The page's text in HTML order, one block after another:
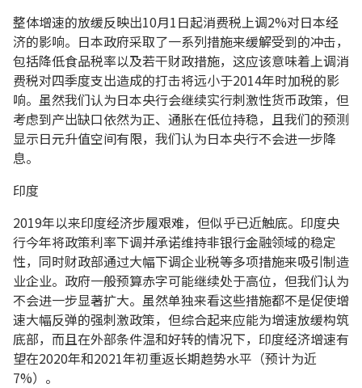
整体增速的放缓反映出10月1日起消费税上调2%对日本经
济的影响。日本政府采取了一系列措施来缓解受到的冲击，
包括降低食品税率以及若干财政措施，这应该意味着上调消
费税对四季度支出造成的打击将远小于2014年时加税的影
响。虽然我们认为日本央行会继续实行刺激性货币政策，但
考虑到产出缺口依然为正、通胀在低位持稳，且我们的预测
显示日元升值空间有限，我们认为日本央行不会进一步降
息。
印度
2019年以来印度经济步履艰难，但似乎已近触底。印度央
行今年将政策利率下调并承诺维持非银行金融领域的稳定
性，同时财政部通过大幅下调企业税等多项措施来吸引制造
业企业。政府一般预算赤字可能继续处于高位，但我们认为
不会进一步显著扩大。虽然单独来看这些措施都不是促使增
速大幅反弹的强刺激政策，但综合起来应能为增速放缓构筑
底部，而且在外部条件温和好转的情况下，印度经济增速有
望在2020年和2021年初重返长期趋势水平（预计为近
7%）。